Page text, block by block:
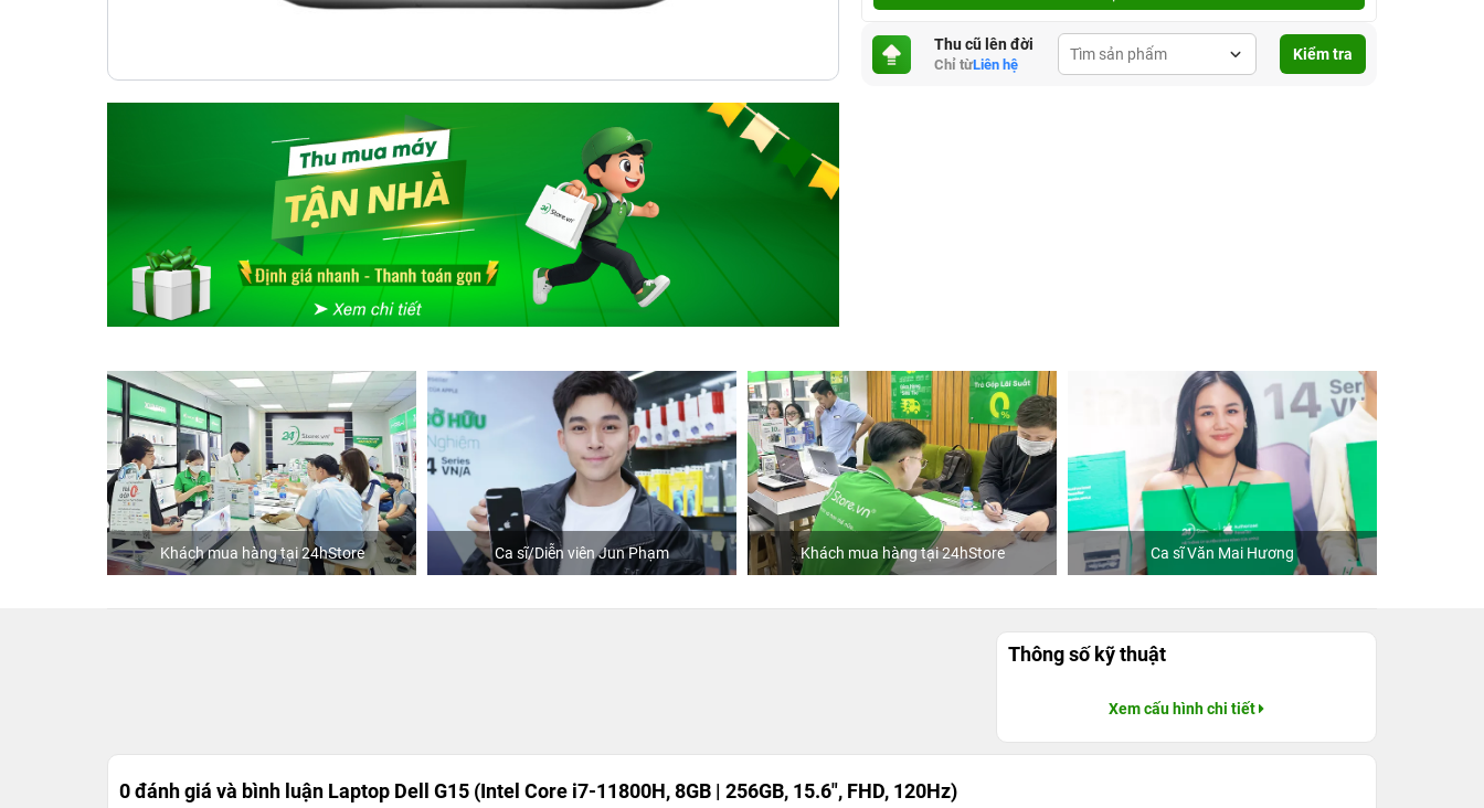
Thu cũ lên đời
Chỉ từLiên hệ
Kiểm tra
Khách mua hàng tại 24hStore Ca sĩ/Diễn viên Jun Phạm Khách mua hàng tại 24hStore Ca sĩ Văn Mai Hương
Thông số kỹ thuật
Xem cấu hình chi tiết
0 đánh giá và bình luận Laptop Dell G15 (Intel Core i7-11800H, 8GB | 256GB, 15.6", FHD, 120Hz)